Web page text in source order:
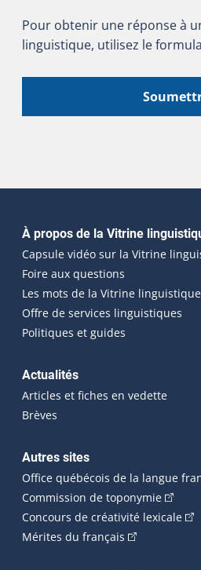
Pour obtenir une réponse à
linguistique, utilisez le
Navigation
À propos de la Vitrine
Capsule vidéo sur la Vitrine
Foire aux questions
Les mots de la Vitrine linguistique
Offre de services linguistiques
Politiques et guides
Actualités
Articles et fiches en vedette
Brèves
Autres sites
Office québécois de la langue
Commission de toponymie(Cet
Concours de créativité lexicale
Mérites du français (Cet